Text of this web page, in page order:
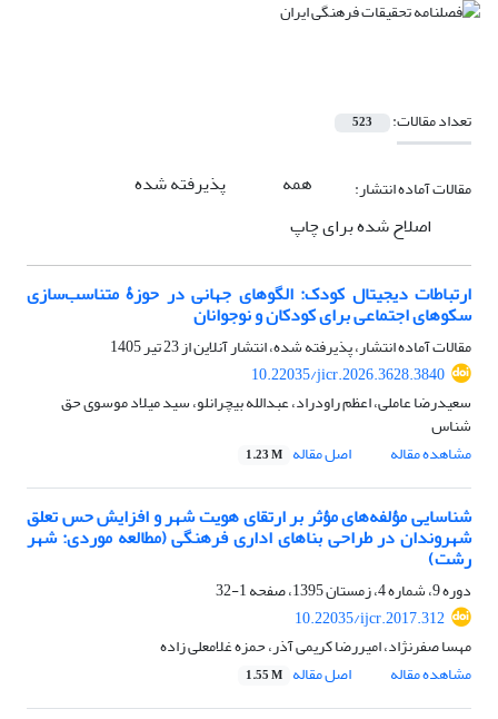
تعداد مقالات: 523
مقالات آماده انتشار: همه
پذیرفته شده
اصلاح شده برای چاپ
ارتباطات دیجیتال کودک: الگوهای جهانی در حوزۀ متناسب‌سازی
سکوهای اجتماعی برای کودکان و نوجوانان
مقالات آماده انتشار، پذیرفته شده، انتشار آنلاین از23 تیر 1405
10.22035/jicr.2026.3628.3840
سعیدرضا عاملی، اعظم راودراد، عبدالله بیچرانلو، سید میلاد موسوی حق
شناس
مشاهده مقاله
اصل مقاله 1.23 M
شناسایی مؤلفه‌های مؤثر بر ارتقای هویت شهر و افزایش حس تعلق
شهروندان در طراحی بناهای اداری فرهنگی (مطالعه موردی: شهر
رشت)
دوره 9، شماره 4، زمستان 1395، صفحه
1-32
10.22035/ijcr.2017.312
مهسا صفرنژاد، امیررضا کریمی آذر، حمزه غلامعلی زاده
مشاهده مقاله
اصل مقاله 1.55 M